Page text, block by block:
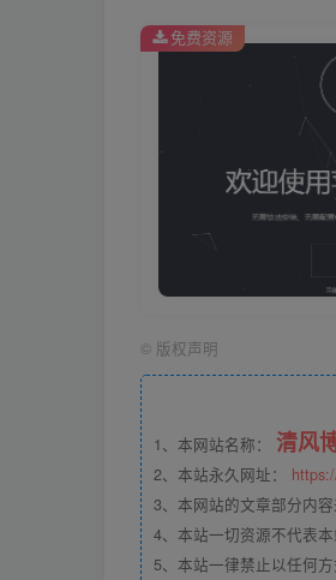
免费资源
© 版权声明
1、本网站名称： 清风
2、本站永久网址：
3、本网站的文章部分内
4、本站一切资源不代表
5、本站一律禁止以任何